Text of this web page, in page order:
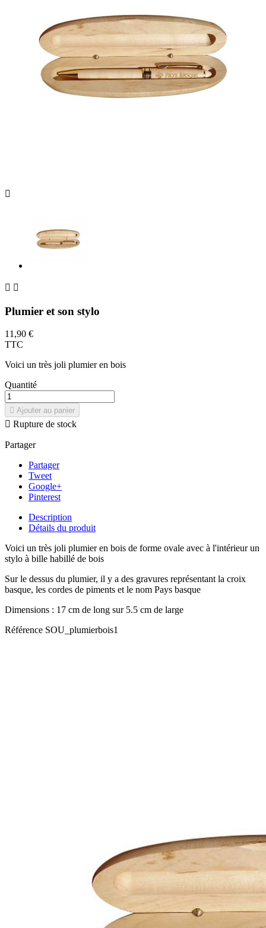

 
Plumier et son stylo
11,90 €
TTC
Voici un très joli plumier en bois
Quantité
 Ajouter au panier
 Rupture de stock
Partager
Partager
Tweet
Google+
Pinterest
Description
Détails du produit
Voici un très joli plumier en bois de forme ovale avec à l'intérieur un
stylo à bille habillé de bois
Sur le dessus du plumier, il y a des gravures représentant la croix
basque, les cordes de piments et le nom Pays basque
Dimensions : 17 cm de long sur 5.5 cm de large
Référence SOU_plumierbois1